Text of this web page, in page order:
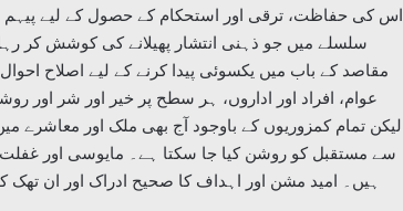
اس کی حفاظت، ترقی اور استحکام کے حصول کے لیے
سلسلے میں جو ذہنی انتشار پھیلانے کی کوشش کر
مقاصد کے باب میں یکسوئی پیدا کرنے کے لیے اصلاح
عوام، افراد اور اداروں، ہر سطح پر خیر اور شر اور
لیکن تمام کمزوریوں کے باوجود آج بھی ملک اور معاشرے
سے مستقبل کو روشن کیا جا سکتا ہے۔ مایوسی اور
ہیں۔ امید مشن اور اہداف کا صحیح ادراک اور ان